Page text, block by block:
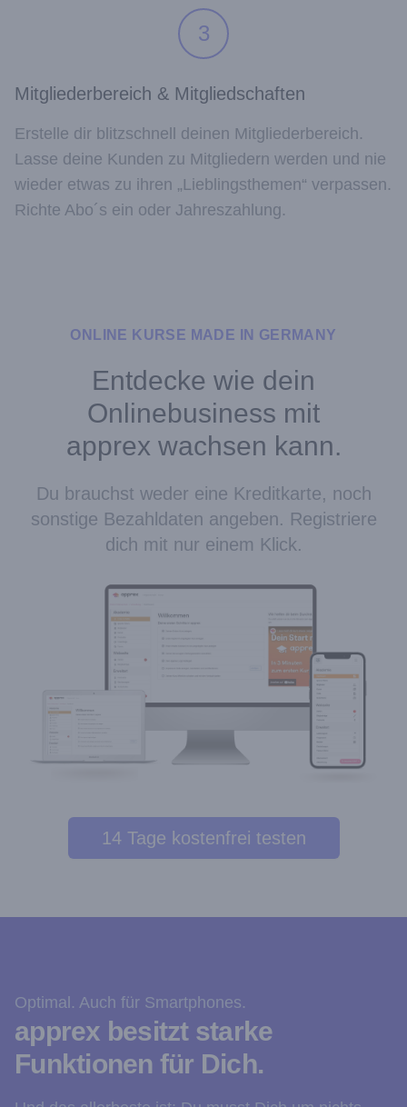
3
Mitgliederbereich & Mitgliedschaften
Erstelle dir blitzschnell deinen Mitgliederbereich.
Lasse deine Kunden zu Mitgliedern werden und nie
wieder etwas zu ihren „Lieblingsthemen“ verpassen.
Richte Abo´s ein oder Jahreszahlung.
ONLINE KURSE MADE IN GERMANY
Entdecke wie dein
Onlinebusiness mit
apprex wachsen kann.
Du brauchst weder eine Kreditkarte, noch
sonstige Bezahldaten angeben. Registriere
dich mit nur einem Klick.
14 Tage kostenfrei testen
Optimal. Auch für Smartphones.
apprex besitzt starke
Funktionen für Dich.